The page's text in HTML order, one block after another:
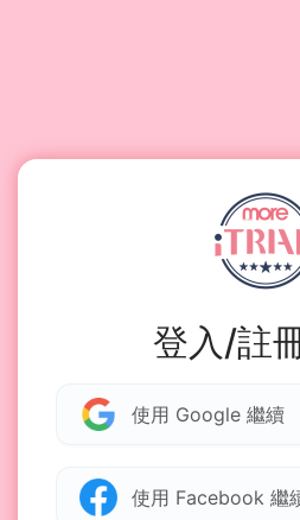
登入/註
使用 Google 繼續
使用 Facebook 繼